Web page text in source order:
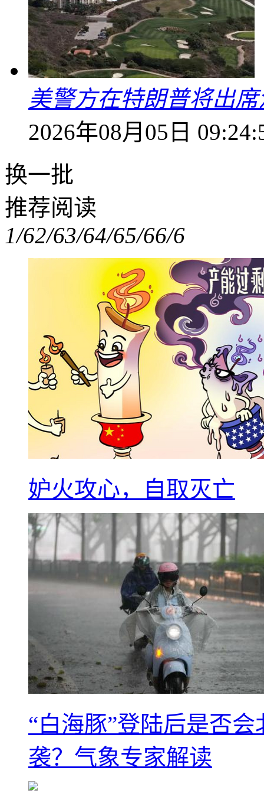
美警方在特朗普将出
2026年08月05日
换一批
推荐阅读
1/62/63/64/65/66/6
妒火攻心，自取灭亡
“白海豚”登陆后是否
袭？气象专家解读